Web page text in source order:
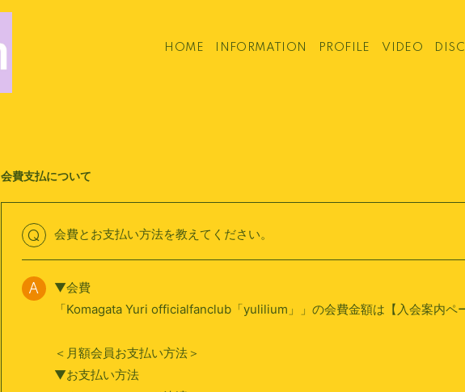
HOME INFORMATION PROFILE VIDEO
会費支払について
Q 会費とお支払い方法を教えてください。
A
▼会費
「Komagata Yuri officialfanclub「yulilium」」の会費金額は【 入会案内ペ
＜月額会員お支払い方法＞
▼お支払い方法